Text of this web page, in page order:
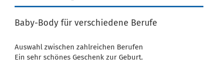
Baby-Body für verschiedene Berufe
Auswahl zwischen zahlreichen Berufen
Ein sehr schönes Geschenk zur Geburt.